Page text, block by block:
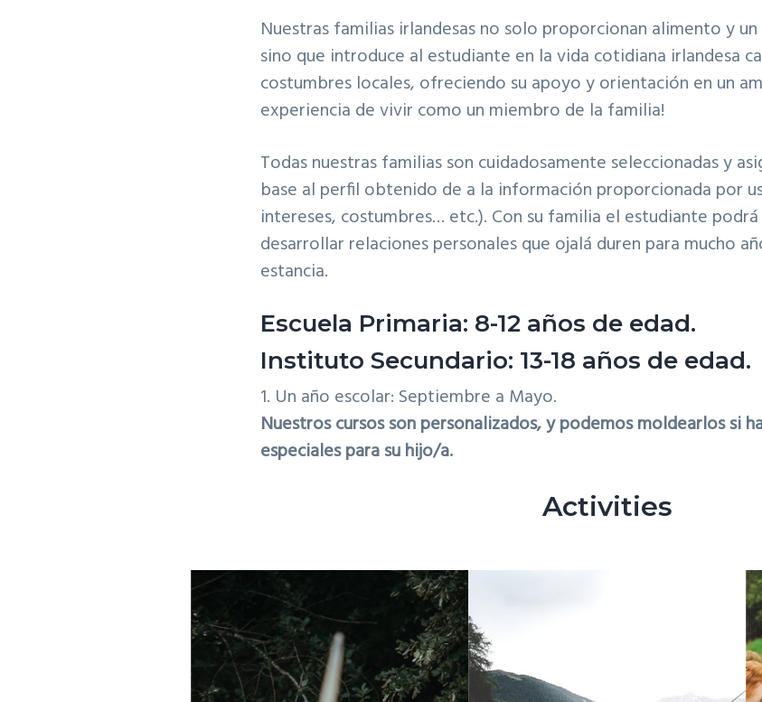
Nuestras familias irlandesas no solo proporcionan alimento y
sino que introduce al estudiante en la vida cotidiana irlandesa
costumbres locales, ofreciendo su apoyo y orientación en un
experiencia de vivir como un miembro de la familia!
Todas nuestras familias son cuidadosamente seleccionadas y
base al perfil obtenido de a la información proporcionada por
intereses, costumbres… etc.). Con su familia el estudiante
desarrollar relaciones personales que ojalá duren para mucho
estancia.
Escuela Primaria: 8-12 años de edad.
Instituto Secundario: 13-18 años de edad.
1. Un año escolar: Septiembre a Mayo.
Nuestros cursos son personalizados, y podemos moldearlos si
especiales para su hijo/a.
Activities